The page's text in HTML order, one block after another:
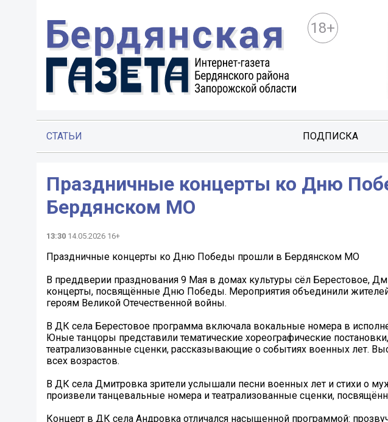
18+
СТАТЬИ ПОДПИСКА
Праздничные концерты ко Дню
Бердянском МО
13:30 14.05.2026 16+
Праздничные концерты ко Дню Победы прошли в Бердянском МО
В преддверии празднования 9 Мая в домах культуры сёл Берестовое,
концерты, посвящённые Дню Победы. Мероприятия объединили
героям Великой Отечественной войны.
В ДК села Берестовое программа включала вокальные номера в
Юные танцоры представили тематические хореографические
театрализованные сценки, рассказывающие о событиях военных лет.
всех возрастов.
В ДК села Дмитровка зрители услышали песни военных лет и стихи о
произвели танцевальные номера и театрализованные сценки,
Концерт в ДК села Андровка отличался насыщенной программой: